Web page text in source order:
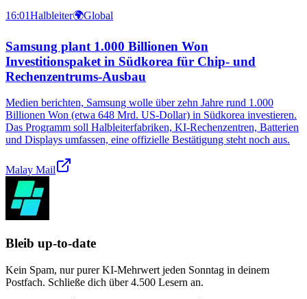
16:01Halbleiter🌍Global
Samsung plant 1.000 Billionen Won
Investitionspaket in Südkorea für Chip- und
Rechenzentrums-Ausbau
Medien berichten, Samsung wolle über zehn Jahre rund 1.000
Billionen Won (etwa 648 Mrd. US-Dollar) in Südkorea investieren.
Das Programm soll Halbleiterfabriken, KI‑Rechenzentren, Batterien
und Displays umfassen, eine offizielle Bestätigung steht noch aus.
Malay Mail
Bleib up-to-date
Kein Spam, nur purer KI-Mehrwert jeden Sonntag in deinem
Postfach. Schließe dich über4.500 Lesern an.